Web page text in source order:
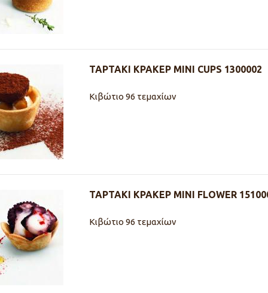
ΤΑΡΤΑΚΙ ΚΡΑΚΕΡ MINI CUPS 1300002
Κιβώτιο 96 τεμαχίων
ΤΑΡΤΑΚΙ ΚΡΑΚΕΡ MINI FLOWER
Κιβώτιο 96 τεμαχίων